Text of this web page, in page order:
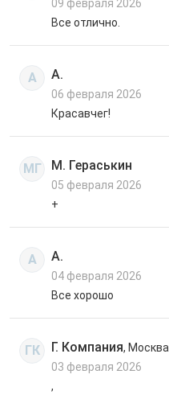
09 февраля 2026
Все отлично.
А А.
06 февраля 2026
Красавчег!
МГ М. Гераськин
05 февраля 2026
+
А А.
04 февраля 2026
Все хорошо
ГК Г. Компания, Москва
03 февраля 2026
,